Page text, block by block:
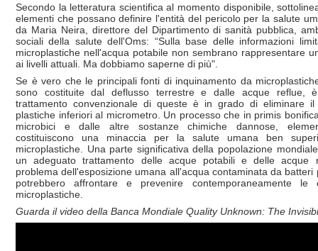
Secondo la letteratura scientifica al momento disponibile,
elementi che possano definire l'entità del pericolo per la salute
da Maria Neira, direttore del Dipartimento di sanità pubblica,
sociali della salute dell'Oms: “Sulla base delle informazioni
microplastiche nell'acqua potabile non sembrano rappresentare
ai livelli attuali. Ma dobbiamo saperne di più".
Se è vero che le principali fonti di inquinamento da
sono costituite dal deflusso terrestre e dalle acque reflue,
trattamento convenzionale di queste è in grado di eliminare il
plastiche inferiori al micrometro. Un processo che in primis
microbici e dalle altre sostanze chimiche dannose,
costituiscono una minaccia per la salute umana ben
microplastiche. Una parte significativa della popolazione
un adeguato trattamento delle acque potabili e delle acque
problema dell'esposizione umana all'acqua contaminata da batteri
potrebbero affrontare e prevenire contemporaneamente le
microplastiche.
Guarda il video della Banca Mondiale Quality Unknown: The